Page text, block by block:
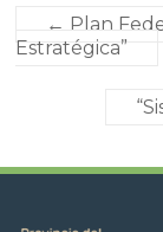
← Plan
Estratégica”